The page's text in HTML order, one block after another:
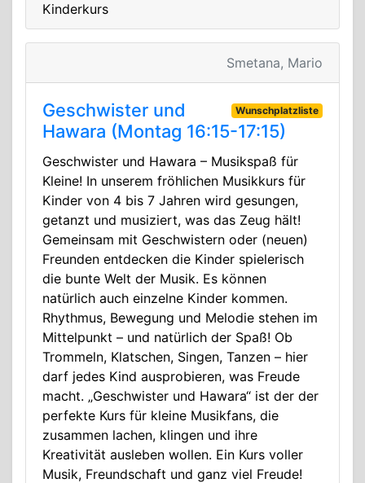
Kinderkurs
Smetana, Mario
Wunschplatzliste
Geschwister und
Hawara (Montag 16:15-17:15)
Geschwister und Hawara – Musikspaß für
Kleine! In unserem fröhlichen Musikkurs für
Kinder von 4 bis 7 Jahren wird gesungen,
getanzt und musiziert, was das Zeug hält!
Gemeinsam mit Geschwistern oder (neuen)
Freunden entdecken die Kinder spielerisch
die bunte Welt der Musik. Es können
natürlich auch einzelne Kinder kommen.
Rhythmus, Bewegung und Melodie stehen im
Mittelpunkt – und natürlich der Spaß! Ob
Trommeln, Klatschen, Singen, Tanzen – hier
darf jedes Kind ausprobieren, was Freude
macht. „Geschwister und Hawara“ ist der der
perfekte Kurs für kleine Musikfans, die
zusammen lachen, klingen und ihre
Kreativität ausleben wollen. Ein Kurs voller
Musik, Freundschaft und ganz viel Freude!